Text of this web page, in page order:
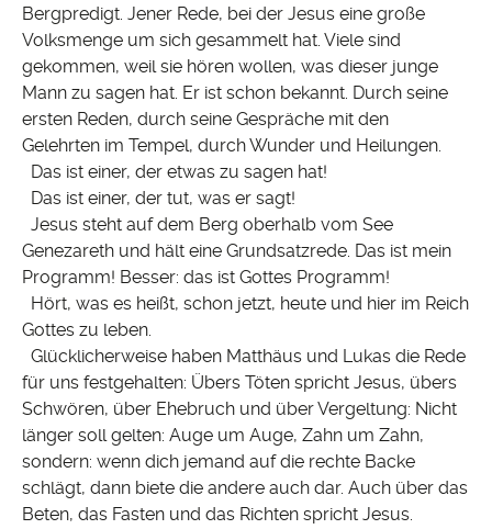
Bergpredigt. Jener Rede, bei der Jesus eine große
Volksmenge um sich gesammelt hat. Viele sind
gekommen, weil sie hören wollen, was dieser junge
Mann zu sagen hat. Er ist schon bekannt. Durch seine
ersten Reden, durch seine Gespräche mit den
Gelehrten im Tempel, durch Wunder und Heilungen.
Das ist einer, der etwas zu sagen hat!
Das ist einer, der tut, was er sagt!
Jesus steht auf dem Berg oberhalb vom See
Genezareth und hält eine Grundsatzrede. Das ist mein
Programm! Besser: das ist Gottes Programm!
Hört, was es heißt, schon jetzt, heute und hier im Reich
Gottes zu leben.
Glücklicherweise haben Matthäus und Lukas die Rede
für uns festgehalten: Übers Töten spricht Jesus, übers
Schwören, über Ehebruch und über Vergeltung: Nicht
länger soll gelten: Auge um Auge, Zahn um Zahn,
sondern: wenn dich jemand auf die rechte Backe
schlägt, dann biete die andere auch dar. Auch über das
Beten, das Fasten und das Richten spricht Jesus.